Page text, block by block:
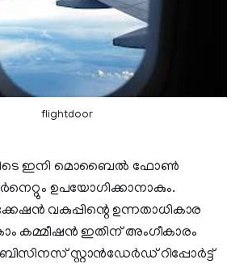
flightdoor
ഇനി മൊബൈല്‍ ഫോണ്‍
ഉപയോഗിക്കാനാകും.
വകുപ്പിന്റെ ഉന്നതാധികാര
കമ്മീഷന്‍ ഇതിന് അംഗീകാരം
സ്റ്റാന്‍ഡേര്‍ഡ് റിപ്പോര്‍ട്ട്